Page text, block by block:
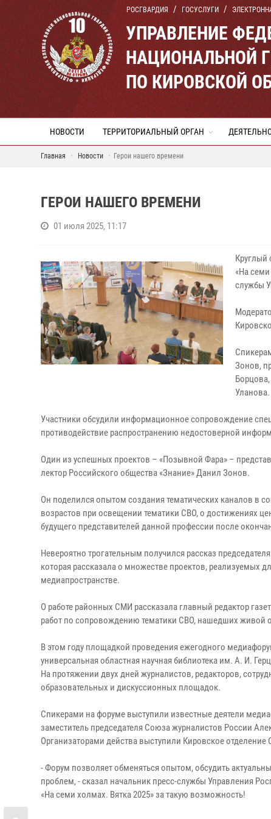
РОСГВАРДИЯ ГОСУСЛУГИ
УПРАВЛЕНИЕ
НАЦИОНАЛЬНОЙ
ПО КИРОВСКОЙ
НОВОСТИ ТЕРРИТОРИАЛЬНЫЙ ОРГАН
Главная Новости Герои нашего времени
ГЕРОИ НАШЕГО ВРЕМЕНИ
01 июля 2025, 11:17
Круглый
«На
службы
Зонов,
Уланова.
Участники обсудили информационное сопровождение
противодействие распространению недостоверной
Один из успешных проектов – «Позывной Фара» –
лектор Российского общества «Знание» Данил Зонов.
Он поделился опытом создания тематических каналов в
возрастов при освещении тематики СВО, о достижениях
будущего представителей данной профессии после
Невероятно трогательным получился рассказ
которая рассказала о множестве проектов, реализуемых
медиапространстве.
О работе районных СМИ рассказала главный редактор
работ по сопровождению тематики СВО, нашедших живой
В этом году площадкой проведения ежегодного
универсальная областная научная библиотека им. А. И.
На протяжении двух дней журналистов, редакторов,
образовательных и дискуссионных площадок.
Спикерами на форуме выступили известные деятели
заместитель председателя Союза журналистов России
Организаторами действа выступили Кировское
- Форум позволяет обменяться опытом, обсудить
проблем, - сказал начальник пресс-службы Управления
«На семи холмах. Вятка 2025» за такую возможность!